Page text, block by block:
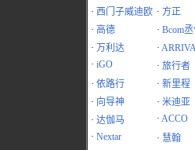
· 西门子威迪欧 · 方正
· 高德 · Bcom
· 万利达 ·
· iGO · 旅行者
· 依路行 · 新里程
· 向导神 · 米迪亚
· 达伽马 · ACCO
· Nextar · 慧翰